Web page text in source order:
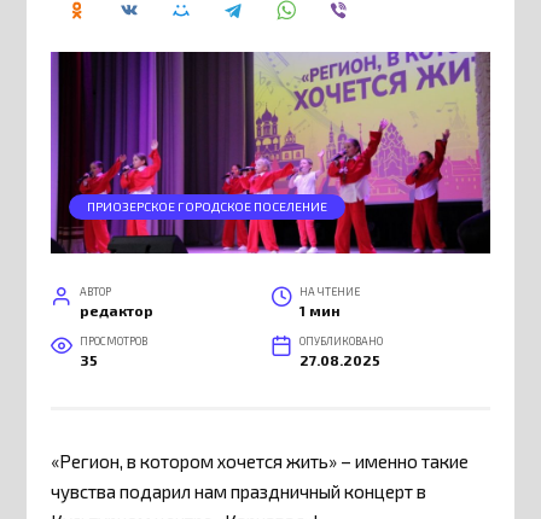
ПРИОЗЕРСКОЕ ГОРОДСКОЕ ПОСЕЛЕНИЕ
АВТОР
редактор
НА ЧТЕНИЕ
1 мин
ПРОСМОТРОВ
35
ОПУБЛИКОВАНО
27.08.2025
«Регион, в котором хочется жить» – именно такие
чувства подарил нам праздничный концерт в